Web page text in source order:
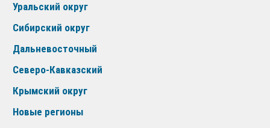
Уральский округ
Сибирский округ
Дальневосточный
Северо-Кавказский
Крымский округ
Новые регионы